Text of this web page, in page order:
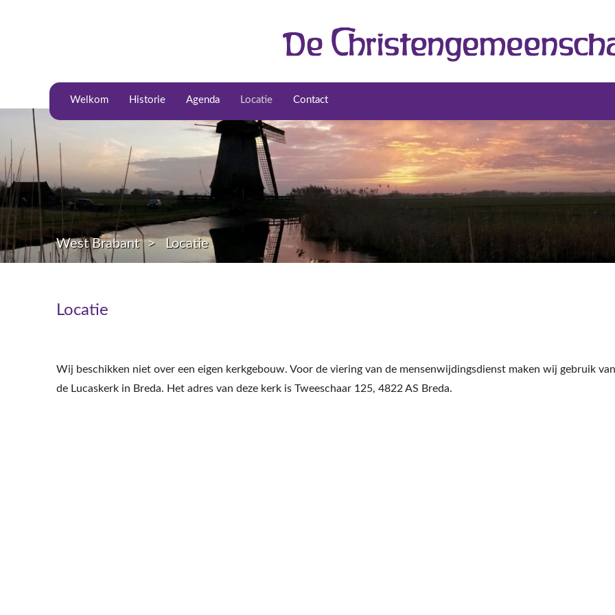
Welkom Historie Agenda Locatie Contact
West Brabant Locatie
Locatie
Wij beschikken niet over een eigen kerkgebouw. Voor de viering van de mensenwijdingsdienst maken wij gebruik van
de Lucaskerk in Breda. Het adres van deze kerk is Tweeschaar 125, 4822 AS Breda.